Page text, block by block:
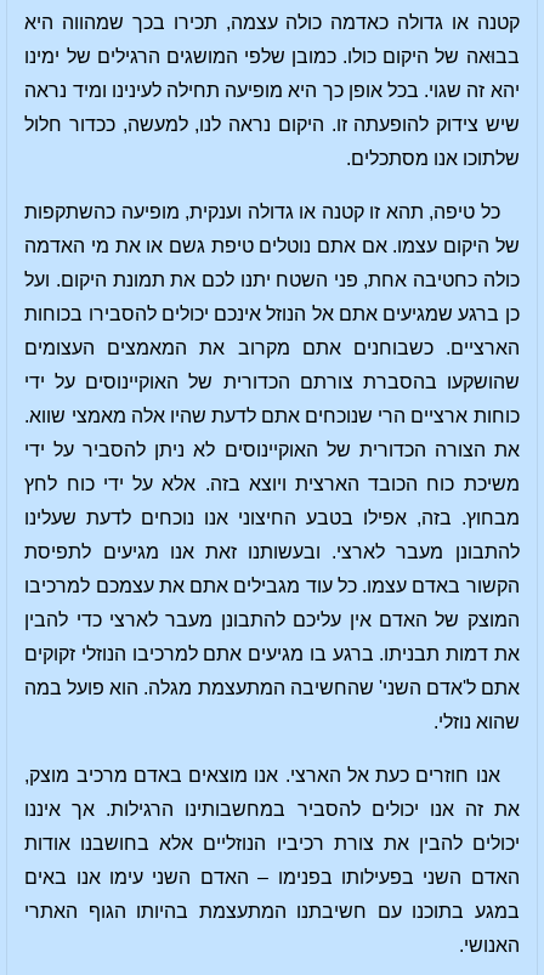
קטנה או גדולה כאדמה כולה עצמה, תכירו בכך שמהווה היא
בבוּאה של היקום כולו. כמובן שלפי המושגים הרגילים של ימינו
יהא זה שגוי. בכל אופן כך היא מופיעה תחילה לעינינו ומיד נראה
שיש צידוק להופעתה זו. היקום נראה לנו, למעשה, ככדור חלול
שלתוכו אנו מסתכלים.
כל טיפה, תהא זו קטנה או גדולה וענקית, מופיעה כהשתקפות
של היקום עצמו. אם אתם נוטלים טיפת גשם או את מי האדמה
כולה כחטיבה אחת, פני השטח יתנו לכם את תמונת היקום. ועל
כן ברגע שמגיעים אתם אל הנוזל אינכם יכולים להסבירו בכוחות
הארציים. כשבוחנים אתם מקרוב את המאמצים העצומים
שהושקעו בהסברת צורתם הכדורית של האוקיינוסים על ידי
כוחות ארציים הרי שנוכחים אתם לדעת שהיו אלה מאמצי שווא.
את הצורה הכדורית של האוקיינוסים לא ניתן להסביר על ידי
משיכת כוח הכובד הארצית ויוצא בזה. אלא על ידי כוח לחץ
מבחוץ. בזה, אפילו בטבע החיצוני אנו נוכחים לדעת שעלינו
להתבונן מעבר לארצי. ובעשותנו זאת אנו מגיעים לתפיסת
הקשור באדם עצמו. כל עוד מגבילים אתם את עצמכם למרכיבו
המוצק של האדם אין עליכם להתבונן מעבר לארצי כדי להבין
את דמות תבניתו. ברגע בו מגיעים אתם למרכיבו הנוזלי זקוקים
אתם ל'אדם השני' שהחשיבה המתעצמת מגלה. הוא פועל במה
שהוא נוזלי.
אנו חוזרים כעת אל הארצי. אנו מוצאים באדם מרכיב מוצק,
את זה אנו יכולים להסביר במחשבותינו הרגילות. אך איננו
יכולים להבין את צורת רכיביו הנוזליים אלא בחושבנו אודות
האדם השני בפעילותו בפנימו – האדם השני עימו אנו באים
במגע בתוכנו עם חשיבתנו המתעצמת בהיותו הגוף האתרי
האנושי.